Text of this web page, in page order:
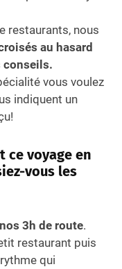
restaurants, nous
au hasard
conseils.
vous voulez
indiquent un
ce voyage en
vous les
3h de route.
restaurant puis
qui